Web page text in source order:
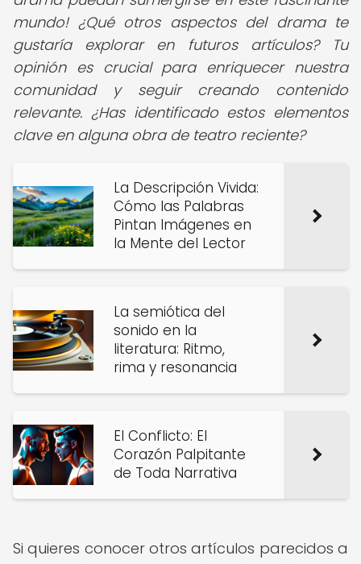
mundo! ¿Qué otros aspectos del drama te
gustaría explorar en futuros artículos? Tu
opinión es crucial para enriquecer nuestra
comunidad y seguir creando contenido
relevante. ¿Has identificado estos elementos
clave en alguna obra de teatro reciente?
La Descripción Vivida:
Cómo las Palabras
Pintan Imágenes en
la Mente del Lector
La semiótica del
sonido en la
literatura: Ritmo,
rima y resonancia
El Conflicto: El
Corazón Palpitante
de Toda Narrativa
Si quieres conocer otros artículos parecidos a